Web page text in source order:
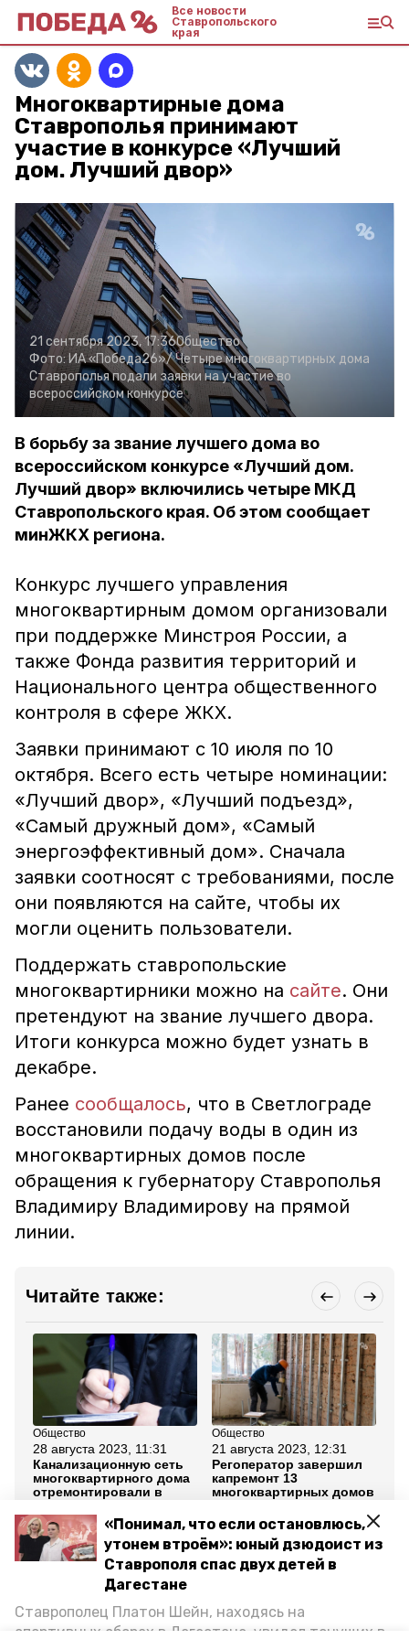
«Понимал, что если остановлюсь,
утонем втроём»: юный дзюдоист из
Ставрополя спас двух детей в
Дагестане
Ставрополец Платон Шейн, находясь на
спортивных сборах в Дегестане, увидел тонущих в
Все новости
Ставропольского
края
Многоквартирные дома
Ставрополья принимают
участие в конкурсе «Лучший
дом. Лучший двор»
21 сентября 2023, 17:36Общество
Фото:ИА «Победа26»/Четыре многоквартирных дома
Ставрополья подали заявки на участие во
всероссийском конкурсе
В борьбу за звание лучшего дома во
всероссийском конкурсе «Лучший дом.
Лучший двор» включились четыре МКД
Ставропольского края. Об этом сообщает
минЖКХ региона.
Конкурс лучшего управления
многоквартирным домом организовали
при поддержке Минстроя России, а
также Фонда развития территорий и
Национального центра общественного
контроля в сфере ЖКХ.
Заявки принимают с 10 июля по 10
октября. Всего есть четыре номинации:
«Лучший двор», «Лучший подъезд»,
«Самый дружный дом», «Самый
энергоэффективный дом». Сначала
заявки соотносят с требованиями, после
они появляются на сайте, чтобы их
могли оценить пользователи.
Поддержать ставропольские
многоквартирники можно на сайте. Они
претендуют на звание лучшего двора.
Итоги конкурса можно будет узнать в
декабре.
Ранее сообщалось, что в Светлограде
восстановили подачу воды в один из
многоквартирных домов после
обращения к губернатору Ставрополья
Владимиру Владимирову на прямой
линии.
Читайте также:
Общество
28 августа 2023, 11:31
Канализационную сеть
многоквартирного дома
отремонтировали в
предписанию
прокуратуры
Общество
21 августа 2023, 12:31
Регоператор завершил
капремонт 13
многоквартирных домов
Все новости
жкх многоквартирные дома